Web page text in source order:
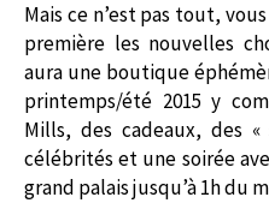
Mais ce n’est pas tout,
première les nouvelles
aura une boutique
printemps/été 2015 y
Mills, des cadeaux, des
célébrités et une soirée
grand palais jusqu’à 1h du